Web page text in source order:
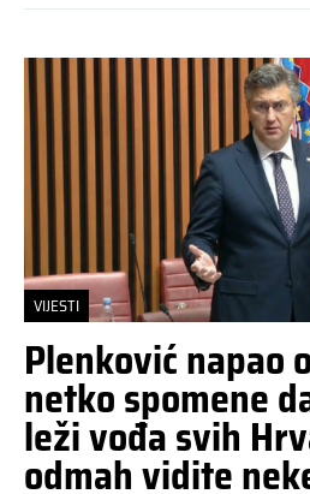
VIJESTI
Plenković napao
netko spomene
leži vođa svih
odmah vidite